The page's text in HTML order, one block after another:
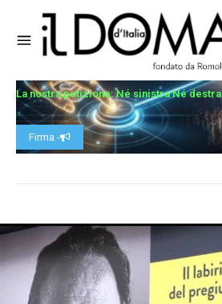
La nostra petizione: Né sinistra Né destra
Firma -